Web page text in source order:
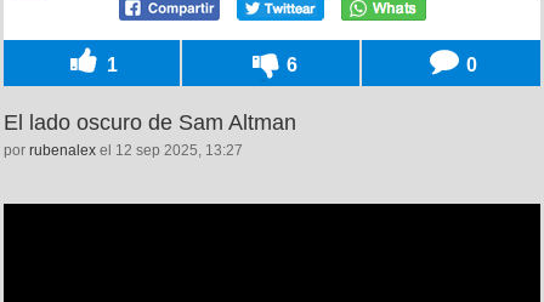
1 6 0
El lado oscuro de Sam Altman
por rubenalex el 12 sep 2025, 13:27